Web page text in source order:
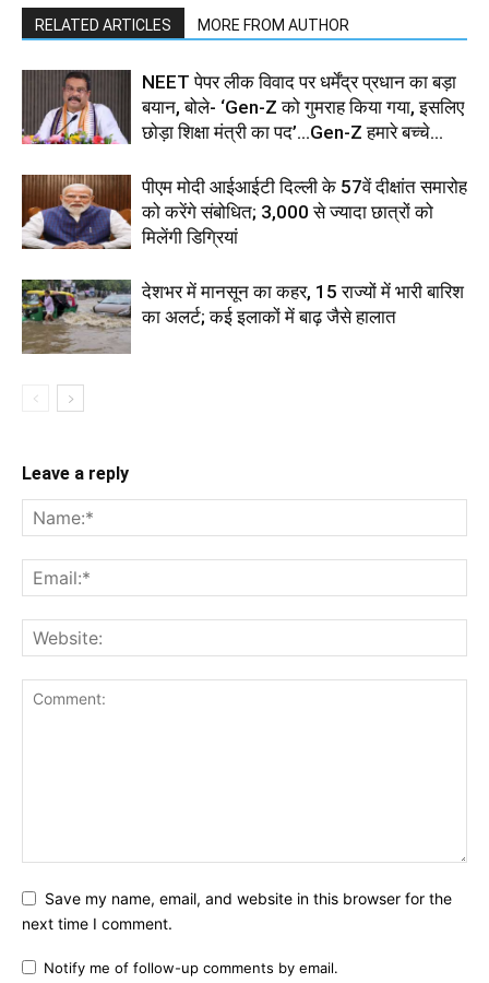
RELATED ARTICLES MORE FROM AUTHOR
NEET पेपर लीक विवाद पर धर्मेंद्र प्रधान का बड़ा
बयान, बोले- ‘Gen-Z को गुमराह किया गया, इसलिए
छोड़ा शिक्षा मंत्री का पद’...Gen-Z हमारे बच्चे...
पीएम मोदी आईआईटी दिल्ली के 57वें दीक्षांत समारोह
को करेंगे संबोधित; 3,000 से ज्यादा छात्रों को
मिलेंगी डिग्रियां
देशभर में मानसून का कहर, 15 राज्यों में भारी बारिश
का अलर्ट; कई इलाकों में बाढ़ जैसे हालात
Leave a reply
Save my name, email, and website in this browser for the
next time I comment.
Notify me of follow-up comments by email.